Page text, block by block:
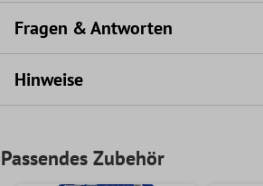
Fragen & Antworten
Hinweise
Passendes Zubehör